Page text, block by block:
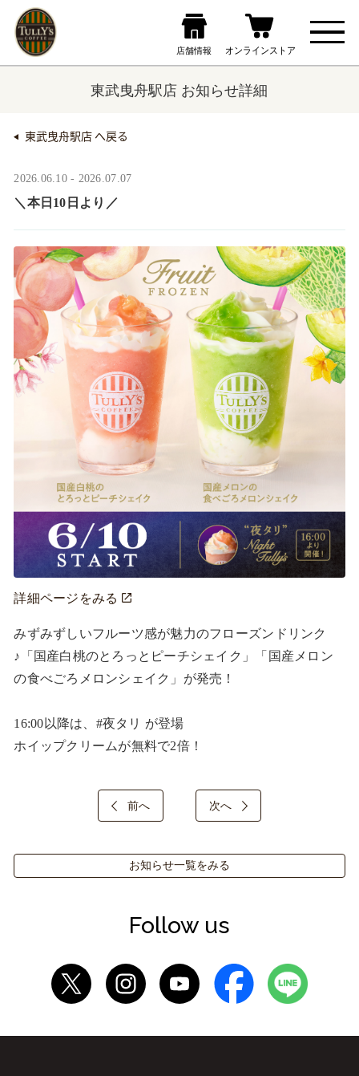
東武曳舟駅店 お知らせ詳細
東武曳舟駅店 へ戻る
2026.06.10 - 2026.07.07
＼本日10日より／
詳細ページをみる
みずみずしいフルーツ感が魅力のフローズンドリンク
♪「国産白桃のとろっとピーチシェイク」「国産メロン
の食べごろメロンシェイク」が発売！
16:00以降は、#夜タリ が登場
ホイップクリームが無料で2倍！
前へ 次へ
お知らせ一覧をみる
Follow us